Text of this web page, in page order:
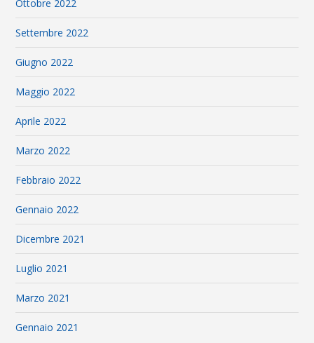
Ottobre 2022
Settembre 2022
Giugno 2022
Maggio 2022
Aprile 2022
Marzo 2022
Febbraio 2022
Gennaio 2022
Dicembre 2021
Luglio 2021
Marzo 2021
Gennaio 2021